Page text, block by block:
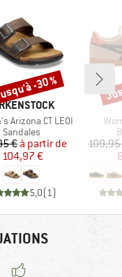
Arizona CT LEOI
Product group
Sandales
Prix
€ Prix réduit
à partir de
104,97 €
5,0(1)
-30 %